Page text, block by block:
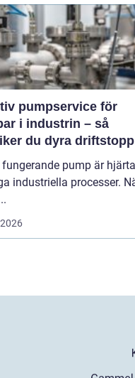
pumpservice för
i industrin – så
du dyra driftstopp
fungerande pump är
industriella processer.